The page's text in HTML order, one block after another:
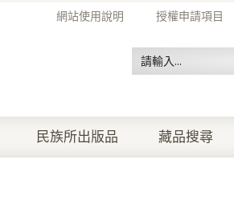
網站使用說明 授權申請項目
民族所出版品 藏品搜尋